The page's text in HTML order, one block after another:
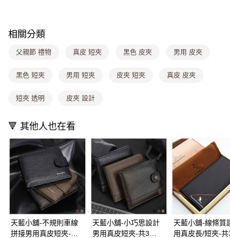
2.付款方式選擇「大哥付你分期」，訂單成立後會自動跳轉到大哥付的交易
成交易。
4.訂單成立30分鐘內，如未前往確認交易或遇審核未通過，訂單將自動取
【繳款方式說明】
2.透過簡訊連結打開帳單後，可選擇「超商條碼／台灣大直營門市／銀行轉
帳／街口支付／iPASS MONEY」等通路繳費。
【注意事項】
1.本服務係由「台灣大哥大股份有限公司」（以下簡稱本公司）所提供，讓
用戶於交易時，得透過本服務購買商品或服務，並由商店將買賣／分期付款
買賣價金債權讓與本公司後，依約使用本公司帳單繳交帳款。
2.基於同意付款使用「大哥付你分期」之契約關係目的，商店將以您的個人
資料（包含姓名、電話或地址）提供予台灣大哥大進項蒐集、處理及利用，
由本公司與您本人進行分期帳單所需資料之確認、核對及更正。
3.完整用戶服務條款，請詳閱以下連結： https://oppay.tw/userRule
運送方式
每筆NT$80，滿NT$699(含以上)免運費
付款後全家取貨
萊爾富取貨付款
每筆NT$8,888，滿NT$8,888(含以上)免運費
付款後萊爾富取貨
每筆NT$8,888，滿NT$8,888(含以上)免運費
7-11取貨付款
每筆NT$80，滿NT$1,000(含以上)免運費
付款後7-11取貨
相關分類
父親節 禮物 真皮 短夾 黑色 皮夾 男用 皮夾
黑色 短夾 男用 短夾 皮夾 短夾 真皮 皮夾
短夾 透明 皮夾 設計
🔻 其他人也在看
天藍小舖-不規則車線
拼接男用真皮短夾-共3
天藍小舖-小巧思設計
男用真皮短夾-共3
天藍小舖-線條質
用真皮長/短夾-